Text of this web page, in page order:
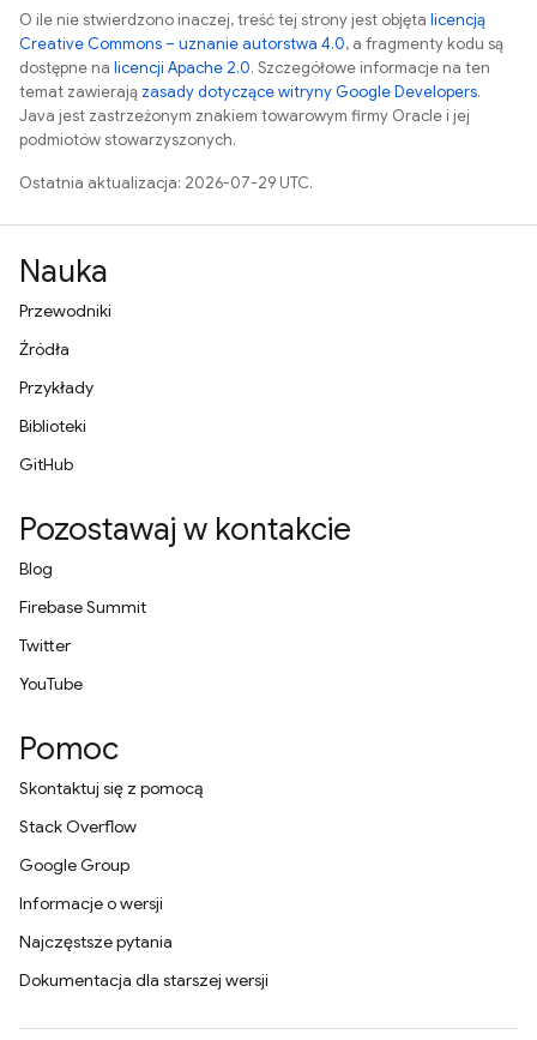
O ile nie stwierdzono inaczej, treść tej strony jest objęta licencją
Creative Commons – uznanie autorstwa 4.0, a fragmenty kodu są
dostępne na licencji Apache 2.0. Szczegółowe informacje na ten
temat zawierają zasady dotyczące witryny Google Developers.
Java jest zastrzeżonym znakiem towarowym firmy Oracle i jej
podmiotów stowarzyszonych.
Ostatnia aktualizacja: 2026-07-29 UTC.
Nauka
Przewodniki
Źródła
Przykłady
Biblioteki
GitHub
Pozostawaj w kontakcie
Blog
Firebase Summit
Twitter
YouTube
Pomoc
Skontaktuj się z pomocą
Stack Overflow
Google Group
Informacje o wersji
Najczęstsze pytania
Dokumentacja dla starszej wersji